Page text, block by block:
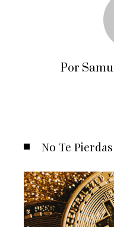
Por
No Te